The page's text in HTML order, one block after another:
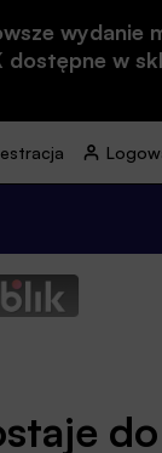
wydanie
dostępne w